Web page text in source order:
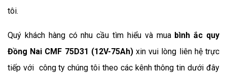
tôi.
Quý khách hàng có nhu cầu tìm hiểu và mua bình ắc quy
Đồng Nai CMF 75D31 (12V-75Ah) xin vui lòng liên hệ trực
tiếp với  công ty chúng tôi theo các kênh thông tin dưới đây